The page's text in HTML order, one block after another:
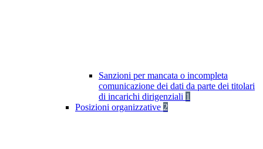
Sanzioni per mancata o incompleta
comunicazione dei dati da parte dei titolari
di incarichi dirigenziali 1
Posizioni organizzative 2